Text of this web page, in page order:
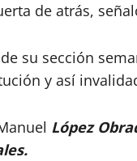
de atrás,
su sección
y así
López